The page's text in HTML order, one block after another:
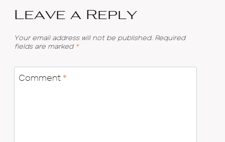
Leave a Reply
Your email address will not be published. Required
fields are marked *
Comment *